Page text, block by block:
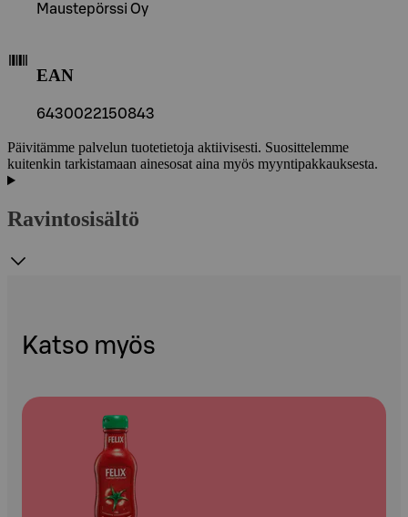
Maustepörssi Oy
EAN
6430022150843
Päivitämme palvelun tuotetietoja aktiivisesti. Suosittelemme
kuitenkin tarkistamaan ainesosat aina myös myyntipakkauksesta.
Ravintosisältö
Katso myös